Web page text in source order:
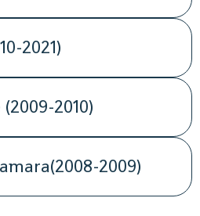
2021)
2010)
2009)